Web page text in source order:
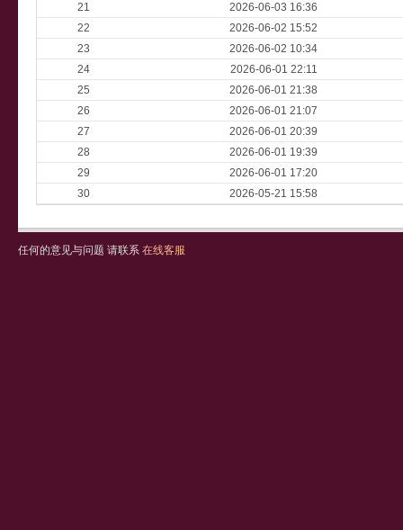
21
2026-06-03 16:36
22
2026-06-02 15:52
23
2026-06-02 10:34
24
2026-06-01 22:11
25
2026-06-01 21:38
26
2026-06-01 21:07
27
2026-06-01 20:39
28
2026-06-01 19:39
29
2026-06-01 17:20
30
2026-05-21 15:58
任何的意见与问题 请联系 在线客服